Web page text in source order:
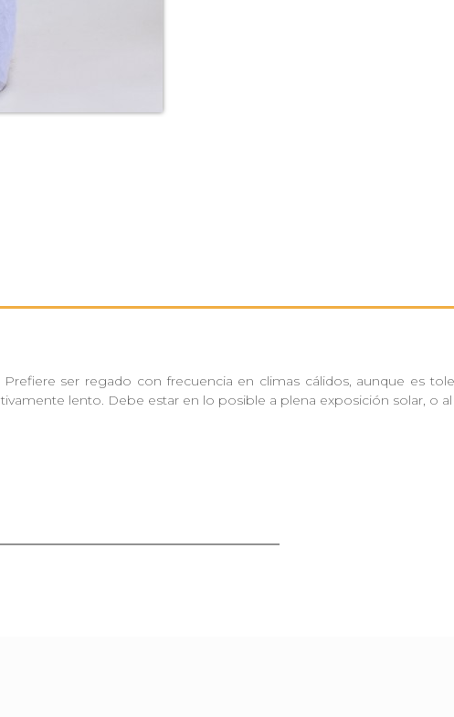
ser regado con frecuencia en climas cálidos, aunque es
lento. Debe estar en lo posible a plena exposición solar, o